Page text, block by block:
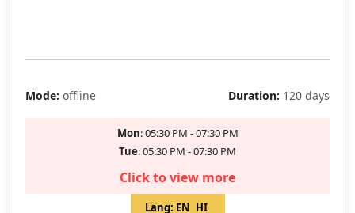
की तैयारी बेसिक से एडवांस स्तर तक कराई जाती है। कॉन्सेप्ट को सरल तरीके
से नियमित अभ्यास कराया जाता है।
Mode: offline Duration: 120 days
Mon: 05:30 PM - 07:30 PM
Tue: 05:30 PM - 07:30 PM
Click to view more
Lang: EN HI